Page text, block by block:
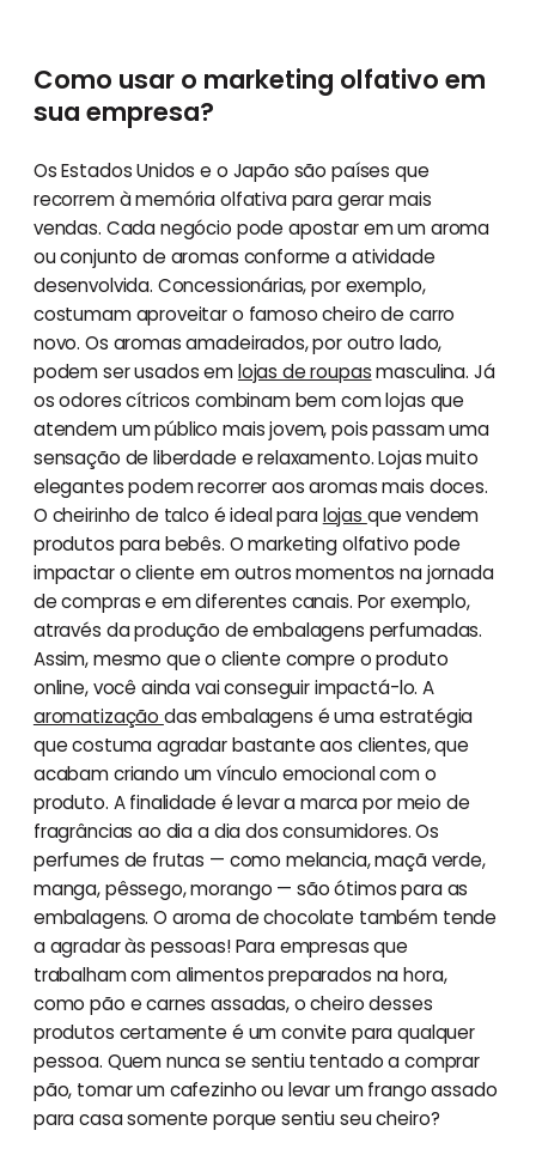
Como usar o marketing olfativo em
sua empresa?
Os Estados Unidos e o Japão são países que
recorrem à memória olfativa para gerar mais
vendas. Cada negócio pode apostar em um aroma
ou conjunto de aromas conforme a atividade
desenvolvida. Concessionárias, por exemplo,
costumam aproveitar o famoso cheiro de carro
novo. Os aromas amadeirados, por outro lado,
podem ser usados emlojas de roupasmasculina. Já
os odores cítricos combinam bem com lojas que
atendem um público mais jovem, pois passam uma
sensação de liberdade e relaxamento. Lojas muito
elegantes podem recorrer aos aromas mais doces.
O cheirinho de talco é ideal paralojas que vendem
produtos para bebês. O marketing olfativo pode
impactar o cliente em outros momentos na jornada
de compras e em diferentes canais. Por exemplo,
através da produção de embalagens perfumadas.
Assim, mesmo que o cliente compre o produto
online, você ainda vai conseguir impactá-lo. A
aromatização das embalagens é uma estratégia
que costuma agradar bastante aos clientes, que
acabam criando um vínculo emocional com o
produto. A finalidade é levar a marca por meio de
fragrâncias ao dia a dia dos consumidores. Os
perfumes de frutas — como melancia, maçã verde,
manga, pêssego, morango — são ótimos para as
embalagens. O aroma de chocolate também tende
a agradar às pessoas! Para empresas que
trabalham com alimentos preparados na hora,
como pão e carnes assadas, o cheiro desses
produtos certamente é um convite para qualquer
pessoa. Quem nunca se sentiu tentado a comprar
pão, tomar um cafezinho ou levar um frango assado
para casa somente porque sentiu seu cheiro?